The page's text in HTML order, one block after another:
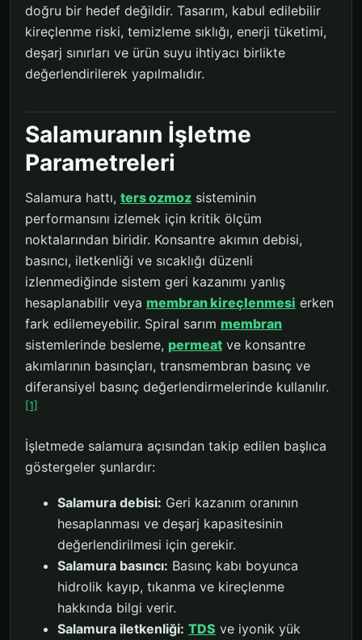
doğru bir hedef değildir. Tasarım, kabul edilebilir
kireçlenme riski, temizleme sıklığı, enerji tüketimi,
deşarj sınırları ve ürün suyu ihtiyacı birlikte
değerlendirilerek yapılmalıdır.
Salamuranın İşletme
Parametreleri
Salamura hattı, ters ozmoz sisteminin
performansını izlemek için kritik ölçüm
noktalarından biridir. Konsantre akımın debisi,
basıncı, iletkenliği ve sıcaklığı düzenli
izlenmediğinde sistem geri kazanımı yanlış
hesaplanabilir veya membran kireçlenmesi erken
fark edilemeyebilir. Spiral sarım membran
sistemlerinde besleme, permeat ve konsantre
akımlarının basınçları, transmembran basınç ve
diferansiyel basınç değerlendirmelerinde kullanılır.
[1]
İşletmede salamura açısından takip edilen başlıca
göstergeler şunlardır:
Salamura debisi: Geri kazanım oranının
hesaplanması ve deşarj kapasitesinin
değerlendirilmesi için gerekir.
Salamura basıncı: Basınç kabı boyunca
hidrolik kayıp, tıkanma ve kireçlenme
hakkında bilgi verir.
Salamura iletkenliği: TDS ve iyonik yük